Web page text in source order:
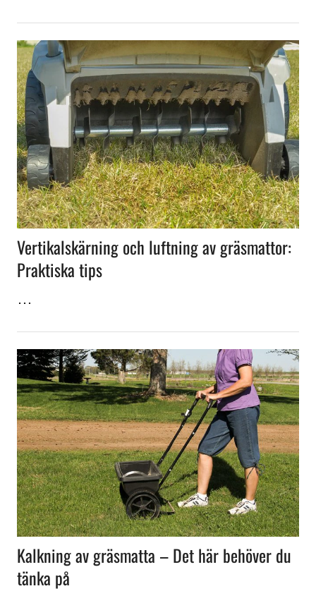
Vertikalskärning och luftning av gräsmattor:
Praktiska tips
…
Kalkning av gräsmatta – Det här behöver du
tänka på